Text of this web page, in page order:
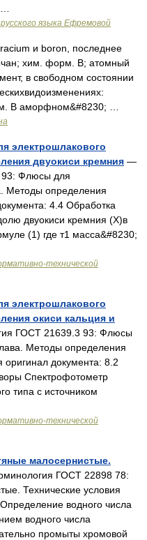
языка Ефремовой
и boron, последнее
хим. форм. В; атомный
в свободном состоянии
В аморфном&#8230; …
электрошлакового
двуокиси кремния —
93: Флюсы для
Методы определения
4.4 Обработка
двуокиси кремния (X)в
(1) где т1 масса&#8230;
технической
электрошлакового
окиси кальция и
ГОСТ 21639.3 93: Флюсы
Методы определения
оригинал документа: 8.2
Спектрофотометр
типа с источником
технической
малосернистые.
ГОСТ 22898 78:
Технические условия
водного числа
водного числа
промыты хромовой